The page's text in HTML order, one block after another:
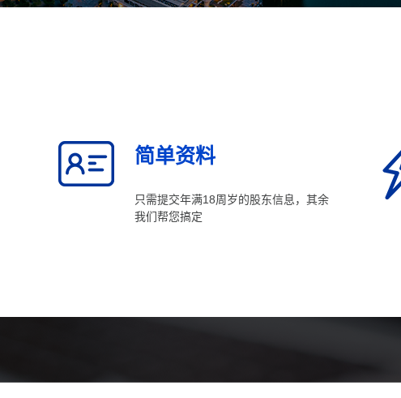
简单资料
只需提交年满18周岁的股东信息，其余
我们帮您搞定